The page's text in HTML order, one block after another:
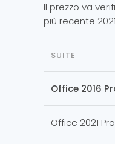
Il prezzo va
più recente
SUITE
Office 2016
Office 2021